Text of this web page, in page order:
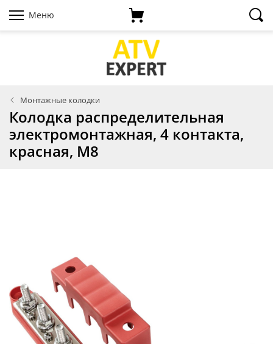
Меню
Монтажные колодки
Колодка распределительная
электромонтажная, 4 контакта,
красная, M8